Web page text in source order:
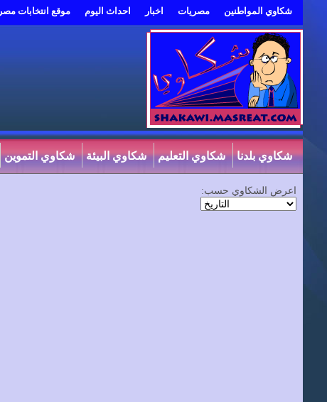
شكاوي المواطنين مصريات اخبار احداث اليوم موقع انتخابات مصر
شكاوي بلدنا شكاوي التعليم شكاوي البيئة شكاوي التموين
اعرض الشكاوي حسب: